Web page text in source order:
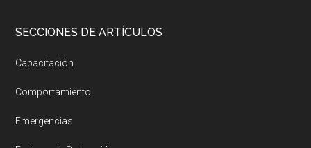
SECCIONES DE ARTÍCULOS
Capacitación
Comportamiento
Emergencias